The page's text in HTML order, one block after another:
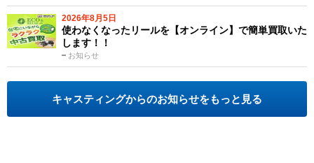
2026年8月5日
お知らせ
使わなくなったリールを【オンライン】で簡単買取いた
します！！
キャスティングからのお知らせをもっと見る